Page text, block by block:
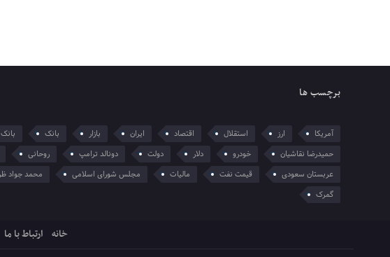
برچسب ها
آمریکا ارز استقلال اقتصاد ایران بازار بانک
حمیدرضا نقاشیان
خودرو دلار دولت دونالد ترامپ روحانی
عربستان سعودی
قیمت نفت مالیات مجلس شورای اسلامی محمد جواد
گمرک
خانه ارتباط با ما